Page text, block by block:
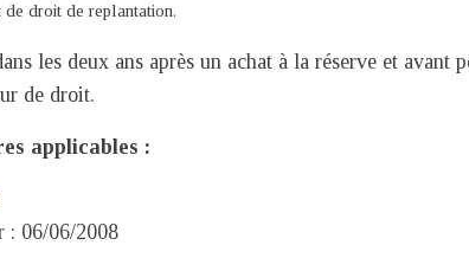
de droit de replantation.
les deux ans après un achat à la réserve et avant
de droit.
applicables :
: 06/06/2008